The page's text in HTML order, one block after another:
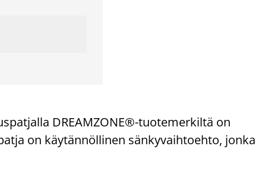
DREAMZONE®-tuotemerkiltä on
on käytännöllinen sänkyvaihtoehto, jonka